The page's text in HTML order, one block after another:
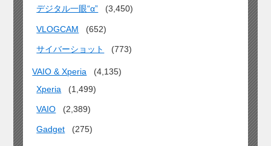
デジタル一眼“α”
(3,450)
VLOGCAM (652)
サイバーショット (773)
VAIO & Xperia
(4,135)
Xperia
(1,499)
VAIO (2,389)
Gadget (275)